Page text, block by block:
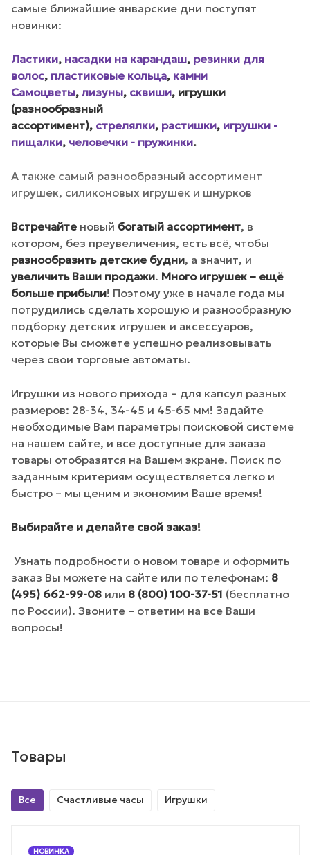
самые ближайшие январские дни поступят
новинки:
Ластики, насадки на карандаш, резинки для
волос, пластиковые кольца, камни
Самоцветы, лизуны, сквиши, игрушки
(разнообразный
ассортимент), стрелялки, растишки, игрушки -
пищалки, человечки - пружинки.
А также самый разнообразный ассортимент
игрушек, силиконовых игрушек и шнурков
Встречайте новый богатый ассортимент, в
котором, без преувеличения, есть всё, чтобы
разнообразить детские будни, а значит, и
увеличить Ваши продажи. Много игрушек – ещё
больше прибыли! Поэтому уже в начале года мы
потрудились сделать хорошую и разнообразную
подборку детских игрушек и аксессуаров,
которые Вы сможете успешно реализовывать
через свои торговые автоматы.
Игрушки из нового прихода – для капсул разных
размеров: 28-34, 34-45 и 45-65 мм! Задайте
необходимые Вам параметры поисковой системе
на нашем сайте, и все доступные для заказа
товары отобразятся на Вашем экране. Поиск по
заданным критериям осуществляется легко и
быстро – мы ценим и экономим Ваше время!
Выбирайте и делайте свой заказ!
Узнать подробности о новом товаре и оформить
заказ Вы можете на сайте или по телефонам: 8
(495) 662-99-08 или 8 (800) 100-37-51 (бесплатно
по России). Звоните – ответим на все Ваши
вопросы!
Товары
Все Счастливые часы Игрушки
НОВИНКА